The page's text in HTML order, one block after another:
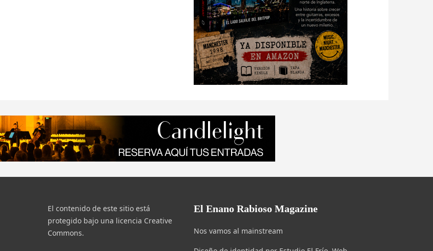
El contenido de este sitio está
protegido bajo una licencia Creative
Commons.
El Enano Rabioso Magazine
Nos vamos al mainstream